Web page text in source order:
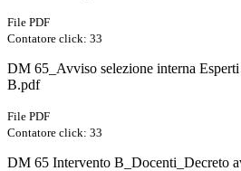
File PDF
Contatore click: 33
DM 65_Avviso selezione interna
B.pdf
File PDF
Contatore click: 33
DM 65 Intervento B_Docenti_Decreto